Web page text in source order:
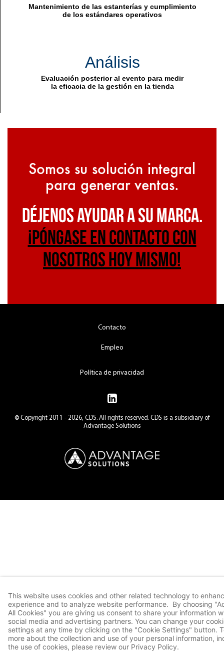
Mantenimiento de las estanterías y cumplimiento
de los estándares operativos
Análisis
Evaluación posterior al evento para medir
la eficacia de la gestión en la tienda
Somos su solución integral
para generar ventas.
DÉJENOS AYUDAR A SU MARCA.
¡PÓNGASE EN CONTACTO CON
NOSOTROS HOY MISMO!
Contacto
Empleo
Política de privacidad
© Copyright 2011 - 2026, CDS. All rights reserved. CDS is a subsidiary of
Advantage Solutions